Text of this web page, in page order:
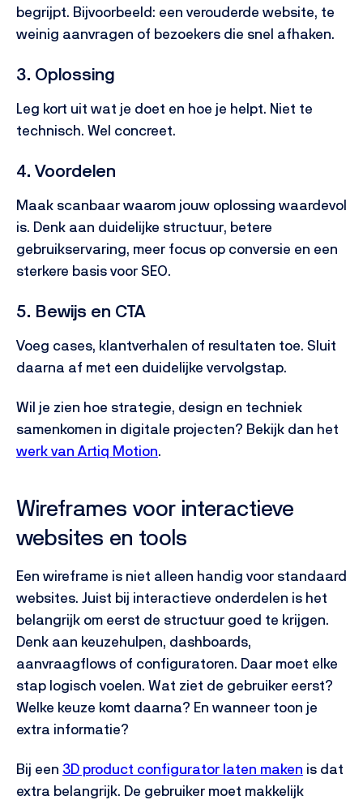
begrijpt. Bijvoorbeeld: een verouderde website, te
weinig aanvragen of bezoekers die snel afhaken.
3. Oplossing
Leg kort uit wat je doet en hoe je helpt. Niet te
technisch. Wel concreet.
4. Voordelen
Maak scanbaar waarom jouw oplossing waardevol
is. Denk aan duidelijke structuur, betere
gebruikservaring, meer focus op conversie en een
sterkere basis voor SEO.
5. Bewijs en CTA
Voeg cases, klantverhalen of resultaten toe. Sluit
daarna af met een duidelijke vervolgstap.
Wil je zien hoe strategie, design en techniek
samenkomen in digitale projecten? Bekijk dan het
werk van Artiq Motion.
Wireframes voor interactieve
websites en tools
Een wireframe is niet alleen handig voor standaard
websites. Juist bij interactieve onderdelen is het
belangrijk om eerst de structuur goed te krijgen.
Denk aan keuzehulpen, dashboards,
aanvraagflows of configuratoren. Daar moet elke
stap logisch voelen. Wat ziet de gebruiker eerst?
Welke keuze komt daarna? En wanneer toon je
extra informatie?
Bij een 3D product configurator laten maken is dat
extra belangrijk. De gebruiker moet makkelijk